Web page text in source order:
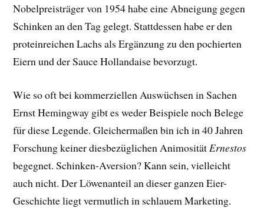
Nobelpreisträger von 1954 habe eine Abneigung gegen
Schinken an den Tag gelegt. Stattdessen habe er den
proteinreichen Lachs als Ergänzung zu den pochierten
Eiern und der Sauce Hollandaise bevorzugt.
Wie so oft bei kommerziellen Auswüchsen in Sachen
Ernst Hemingway gibt es weder Beispiele noch Belege
für diese Legende. Gleichermaßen bin ich in 40 Jahren
Forschung keiner diesbezüglichen AnimositätErnestos
begegnet. Schinken-Aversion? Kann sein, vielleicht
auch nicht. Der Löwenanteil an dieser ganzen Eier-
Geschichte liegt vermutlich in schlauem Marketing.